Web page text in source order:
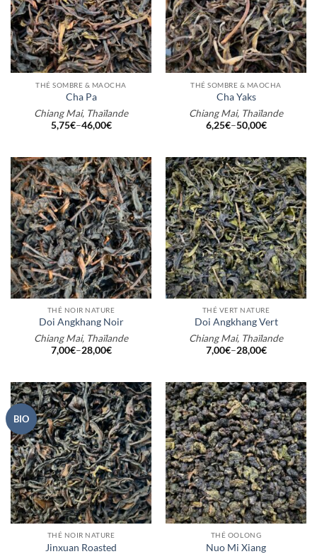
THÉ SOMBRE & MAOCHA
Cha Pa
Chiang Mai, Thaïlande
5,75€–46,00€
THÉ SOMBRE & MAOCHA
Cha Yaks
Chiang Mai, Thaïlande
6,25€–50,00€
THÉ NOIR NATURE
Doi Angkhang Noir
Chiang Mai, Thaïlande
7,00€–28,00€
THÉ VERT NATURE
Doi Angkhang Vert
Chiang Mai, Thaïlande
7,00€–28,00€
BIO
THÉ NOIR NATURE
Jinxuan Roasted
THÉ OOLONG
Nuo Mi Xiang